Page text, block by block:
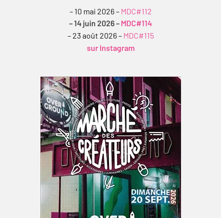
– 10 mai 2026 – MDC#112
– 14 juin 2026 – MDC#114
– 23 août 2026 – MDC#115
sur Instagram